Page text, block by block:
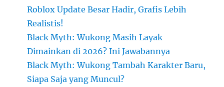
Roblox Update Besar Hadir, Grafis Lebih
Realistis!
Black Myth: Wukong Masih Layak
Dimainkan di 2026? Ini Jawabannya
Black Myth: Wukong Tambah Karakter Baru,
Siapa Saja yang Muncul?